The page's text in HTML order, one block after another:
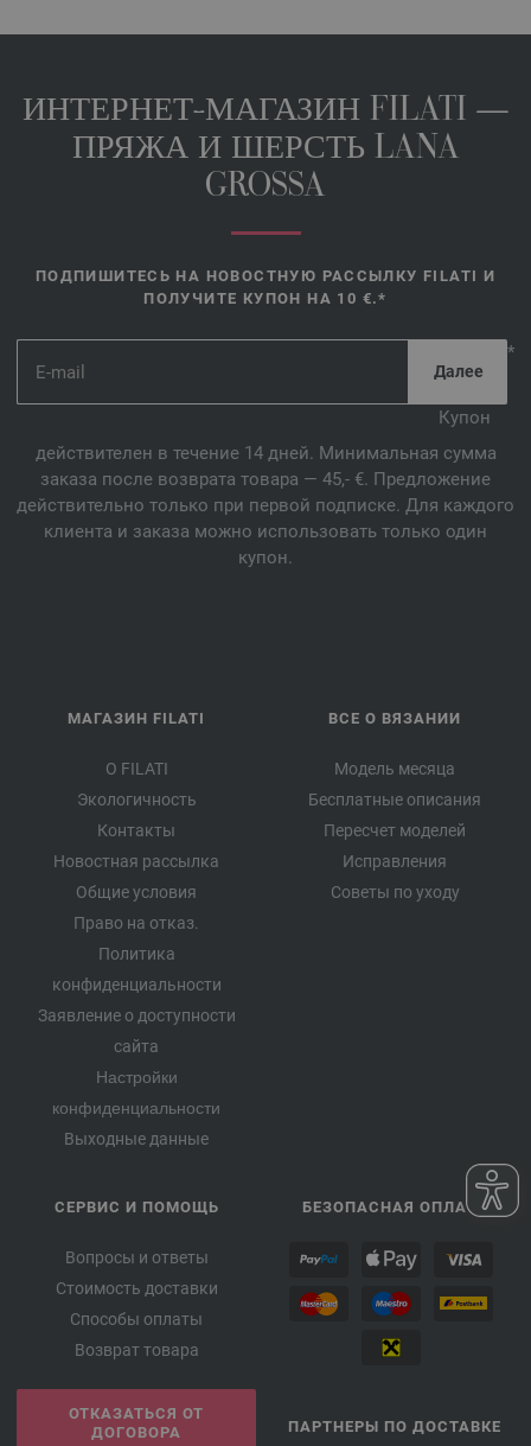
ИНТЕРНЕТ-МАГАЗИН FILATI —
ПРЯЖА И ШЕРСТЬ LANA
GROSSA
ПОДПИШИТЕСЬ НА НОВОСТНУЮ РАССЫЛКУ FILATI И
ПОЛУЧИТЕ КУПОН НА 10 €.*
*
Купон
действителен в течение 14 дней. Минимальная сумма
заказа после возврата товара — 45,- €. Предложение
действительно только при первой подписке. Для каждого
клиента и заказа можно использовать только один
купон.
МАГАЗИН FILATI
О FILATI
Экологичность
Контакты
Новостная рассылка
Общие условия
Право на отказ.
Политика
конфиденциальности
Заявление о доступности
сайта
Настройки
конфиденциальности
Выходные данные
ВСЕ О ВЯЗАНИИ
Модель месяца
Бесплатные описания
Пересчет моделей
Исправления
Советы по уходу
СЕРВИС И ПОМОЩЬ
Вопросы и ответы
Стоимость доставки
Способы оплаты
Возврат товара
ОТКАЗАТЬСЯ ОТ
ДОГОВОРА
БЕЗОПАСНАЯ ОПЛАТА
ПАРТНЕРЫ ПО ДОСТАВКЕ